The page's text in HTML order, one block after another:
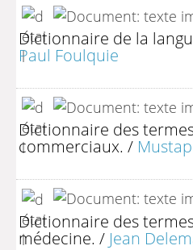
Dictionnaire de la
Paul Foulquie
Dictionnaire des
commerciaux. /
Dictionnaire des
médecine. / Jean